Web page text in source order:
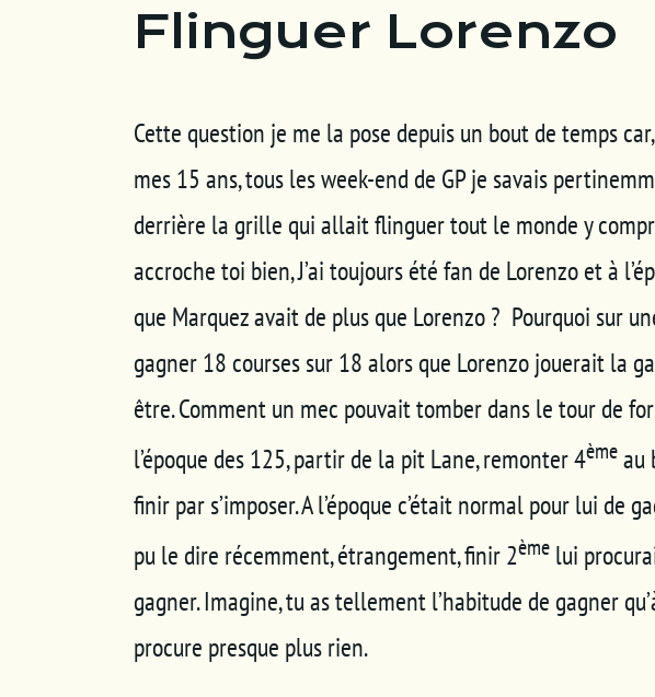
Flinguer Lorenzo
Cette question je me la pose depuis un bout de temps
mes 15 ans, tous les week-end de GP je savais
derrière la grille qui allait flinguer tout le monde y
accroche toi bien, J’ai toujours été fan de Lorenzo et à
que Marquez avait de plus que Lorenzo ? Pourquoi sur
gagner 18 courses sur 18 alors que Lorenzo jouerait la
être. Comment un mec pouvait tomber dans le tour de
l’époque des 125, partir de la pit Lane, remonter 4èmeau
finir par s’imposer. A l’époque c’était normal pour lui de
pu le dire récemment, étrangement, finir 2èmelui
gagner. Imagine, tu as tellement l’habitude de gagner
procure presque plus rien.